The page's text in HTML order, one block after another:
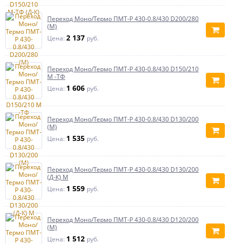
Переход Моно/Термо ПМТ-Р 430-0.8/430 D200/280
(М)
Цена: 2 137 руб.
Переход Моно/Термо ПМТ-Р 430-0.8/430 D150/210
М -ТФ
Цена: 1 606 руб.
Переход Моно/Термо ПМТ-Р 430-0.8/430 D130/200
(М)
Цена: 1 535 руб.
Переход Моно/Термо ПМТ-Р 430-0.8/430 D130/200
(Д-К) М
Цена: 1 559 руб.
Переход Моно/Термо ПМТ-Р 430-0.8/430 D120/200
(М)
Цена: 1 512 руб.